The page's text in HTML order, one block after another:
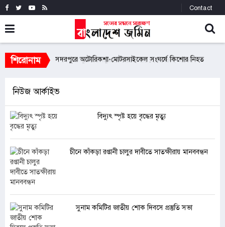
Contact
শিরোনাম
কার্যকর সদরপুরে অটোরিকশা-মোটরসাইকেল সংঘর্ষে কিশোর নিহত
নিউজ আর্কাইভ
বিদ্যুৎ স্পৃষ্ট হয়ে বৃদ্ধের মৃত্যু
চীনে কাঁকড়া রপ্তানী চালুর দাবীতে সাতক্ষীরায় মানববন্ধন
সুনাম কমিটির জাতীয় শোক দিবসে প্রস্তুতি সভা